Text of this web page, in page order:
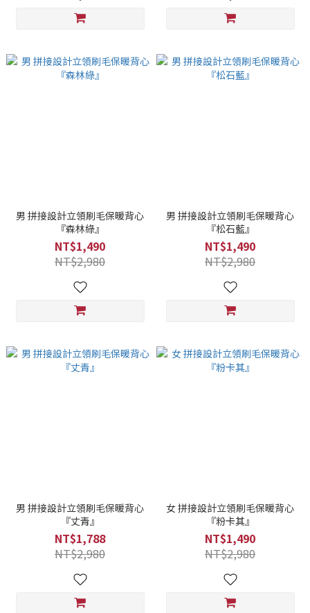
男 拼接設計立領刷毛保暖背心
『森林綠』
NT$1,490
NT$2,980
男 拼接設計立領刷毛保暖背心
『松石藍』
NT$1,490
NT$2,980
男 拼接設計立領刷毛保暖背心
『丈青』
NT$1,788
NT$2,980
女 拼接設計立領刷毛保暖背心
『粉卡其』
NT$1,490
NT$2,980